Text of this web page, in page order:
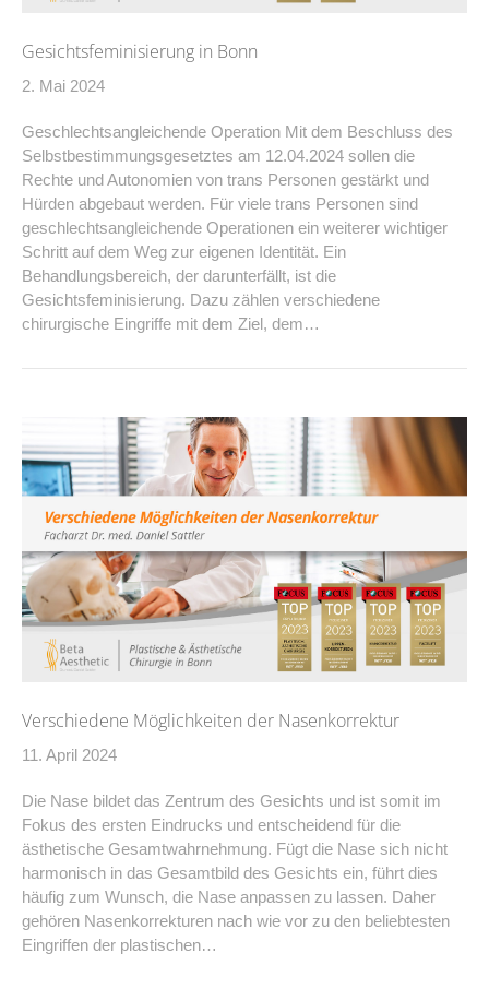
Gesichtsfeminisierung in Bonn
2. Mai 2024
Geschlechtsangleichende Operation Mit dem Beschluss des
Selbstbestimmungsgesetztes am 12.04.2024 sollen die
Rechte und Autonomien von trans Personen gestärkt und
Hürden abgebaut werden. Für viele trans Personen sind
geschlechtsangleichende Operationen ein weiterer wichtiger
Schritt auf dem Weg zur eigenen Identität. Ein
Behandlungsbereich, der darunterfällt, ist die
Gesichtsfeminisierung. Dazu zählen verschiedene
chirurgische Eingriffe mit dem Ziel, dem…
Verschiedene Möglichkeiten der Nasenkorrektur
11. April 2024
Die Nase bildet das Zentrum des Gesichts und ist somit im
Fokus des ersten Eindrucks und entscheidend für die
ästhetische Gesamtwahrnehmung. Fügt die Nase sich nicht
harmonisch in das Gesamtbild des Gesichts ein, führt dies
häufig zum Wunsch, die Nase anpassen zu lassen. Daher
gehören Nasenkorrekturen nach wie vor zu den beliebtesten
Eingriffen der plastischen…